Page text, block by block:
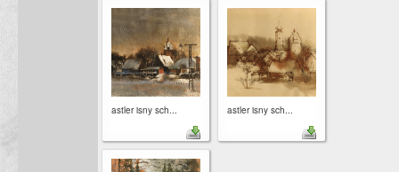
astler isny sch... astler isny sch...